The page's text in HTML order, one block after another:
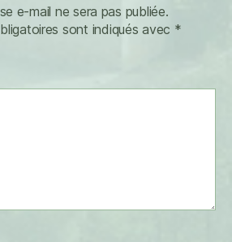
e-mail ne sera pas publiée.
sont indiqués avec *